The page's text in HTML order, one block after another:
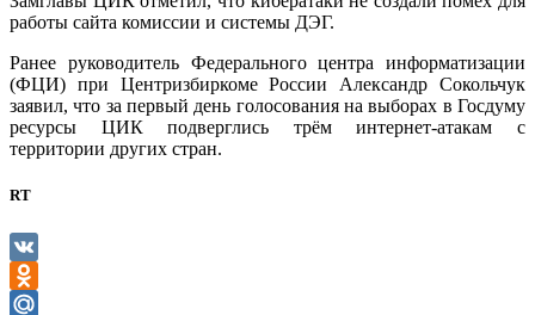
работы сайта комиссии и системы ДЭГ.
Ранее руководитель Федерального центра информатизации
(ФЦИ) при Центризбиркоме России Александр Сокольчук
заявил, что за первый день голосования на выборах в Госдуму
ресурсы ЦИК подверглись трём интернет-атакам с
территории других стран.
RT
VK
Odnoklassniki